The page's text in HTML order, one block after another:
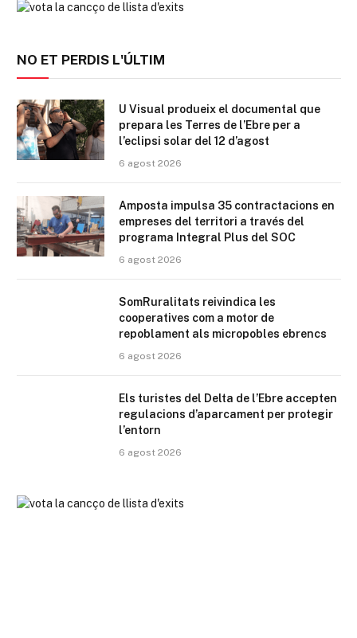
NO ET PERDIS L'ÚLTIM
U Visual produeix el documental que
prepara les Terres de l’Ebre per a
l’eclipsi solar del 12 d’agost
6 agost 2026
Amposta impulsa 35 contractacions en
empreses del territori a través del
programa Integral Plus del SOC
6 agost 2026
SomRuralitats reivindica les
cooperatives com a motor de
repoblament als micropobles ebrencs
6 agost 2026
Els turistes del Delta de l’Ebre accepten
regulacions d’aparcament per protegir
l’entorn
6 agost 2026